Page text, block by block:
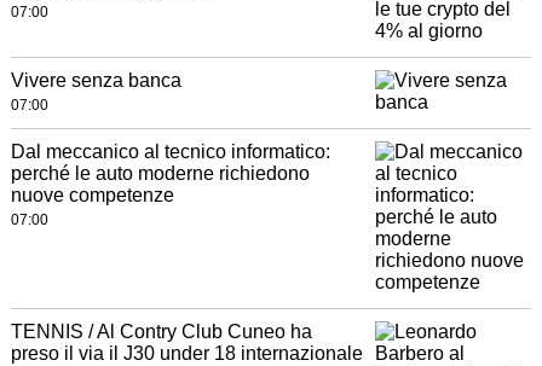
07:00
Vivere senza banca
07:00
Dal meccanico al tecnico informatico:
perché le auto moderne richiedono
nuove competenze
07:00
TENNIS / Al Contry Club Cuneo ha
preso il via il J30 under 18 internazionale